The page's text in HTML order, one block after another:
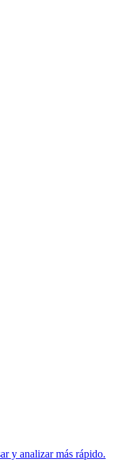
y analizar más rápido.